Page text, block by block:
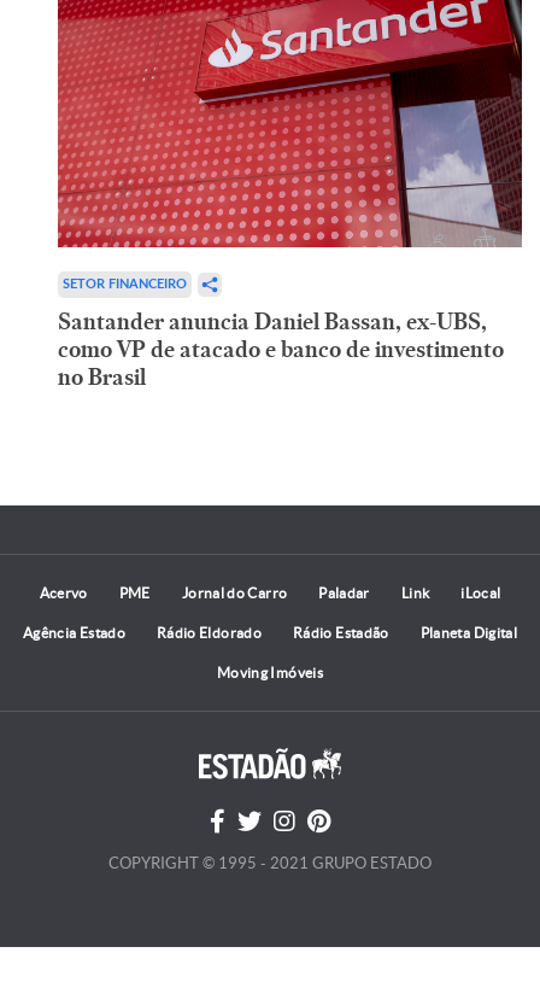
SETOR FINANCEIRO
Santander anuncia Daniel Bassan, ex-UBS,
como VP de atacado e banco de investimento
no Brasil
Acervo PME Jornal do Carro Paladar Link iLocal
Agência Estado Rádio Eldorado Rádio Estadão Planeta Digital
Moving Imóveis
COPYRIGHT © 1995 - 2021 GRUPO ESTADO